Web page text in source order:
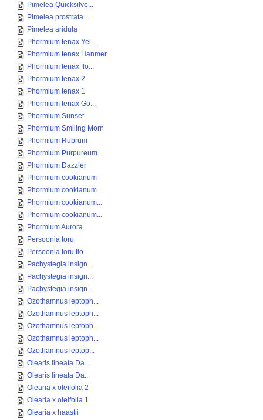
Pimelea Quicksilve...
Pimelea prostrata ...
Pimelea aridula
Phormium tenax Yel...
Phormium tenax Hanmer
Phormium tenax flo...
Phormium tenax 2
Phormium tenax 1
Phormium tenax Go...
Phormium Sunset
Phormium Smiling Morn
Phormium Rubrum
Phormium Purpureum
Phormium Dazzler
Phormium cookianum
Phormium cookianum...
Phormium cookianum...
Phormium cookianum...
Phormium Aurora
Persoonia toru
Persoonia toru flo...
Pachystegia insign...
Pachystegia insign...
Pachystegia insign...
Ozothamnus leptoph...
Ozothamnus leptoph...
Ozothamnus leptoph...
Ozothamnus leptoph...
Ozothamnus leptop...
Olearis lineata Da...
Olearis lineata Da...
Olearia x oleifolia 2
Olearia x oleifolia 1
Olearia x haastii